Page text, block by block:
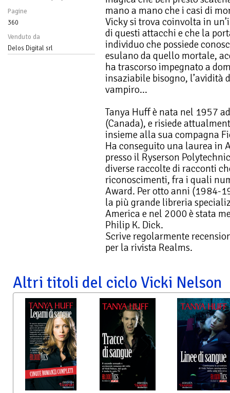
Pagine
360
Venduto da
Delos Digital srl
mano a mano che i casi di
Vicky si trova coinvolta in
di questi attacchi e che la
individuo che possiede
esulano da quello mortale,
ha trascorso impegnato a
insaziabile bisogno, l’avidità
vampiro…
Tanya Huff è nata nel 1957
(Canada), e risiede
insieme alla sua compagna
Ha conseguito una laurea in
presso il Ryserson
diverse raccolte di racconti
riconoscimenti, fra i quali
Award. Per otto anni (1984-
la più grande libreria
America e nel 2000 è stata
Philip K. Dick.
Scrive regolarmente
per la rivista Realms.
Altri titoli del ciclo Vicki Nelson